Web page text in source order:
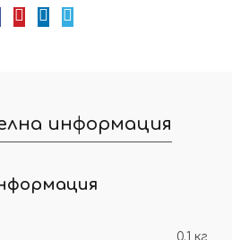
информация
0.1 кг